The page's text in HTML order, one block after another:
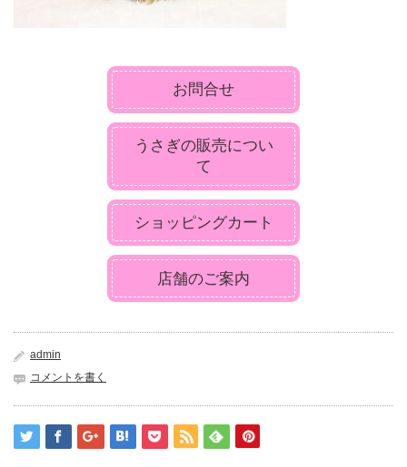
お問合せ
うさぎの販売につい
て
ショッピングカート
店舗のご案内
admin
コメントを書く